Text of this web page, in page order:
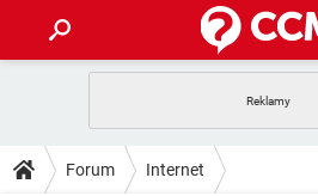
GRY
PORADY
Forum Internet